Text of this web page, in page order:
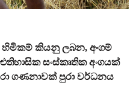
හිමිකම් කියනු ලබන, අංගම්
සංස්කෘතික අංගයක්
ගණනාවක් පුරා වර්ධනය